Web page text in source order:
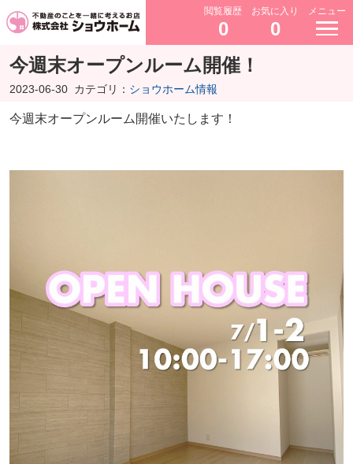
閲覧履歴
0
お気に入り
0
メニュー
今週末オープンルーム開催！
2023-06-30 カテゴリ： ショウホーム情報
今週末オープンルーム開催いたします！